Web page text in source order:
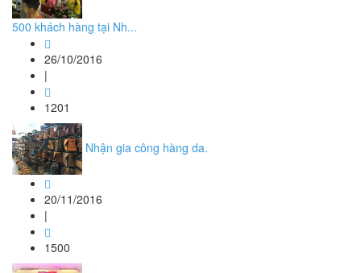
500 khách hàng tại Nh...
26/10/2016
|
1201
Nhận gia công hàng da.
20/11/2016
|
1500